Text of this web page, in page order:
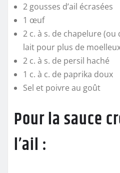
2 gousses d’ail écrasées
1 œuf
2 c. à s. de chapelure
lait pour plus de
2 c. à s. de persil haché
1 c. à c. de paprika doux
Sel et poivre au goût
Pour la sauce
l’ail :